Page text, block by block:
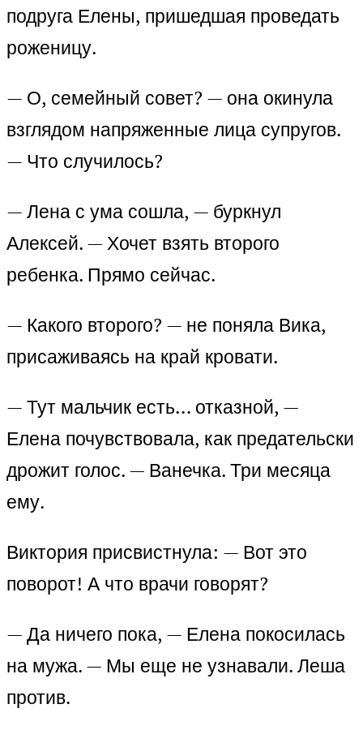
подруга Елены, пришедшая проведать
роженицу.
— О, семейный совет? — она окинула
взглядом напряженные лица супругов.
— Что случилось?
— Лена с ума сошла, — буркнул
Алексей. — Хочет взять второго
ребенка. Прямо сейчас.
— Какого второго? — не поняла Вика,
присаживаясь на край кровати.
— Тут мальчик есть… отказной, —
Елена почувствовала, как предательски
дрожит голос. — Ванечка. Три месяца
ему.
Виктория присвистнула: — Вот это
поворот! А что врачи говорят?
— Да ничего пока, — Елена покосилась
на мужа. — Мы еще не узнавали. Леша
против.